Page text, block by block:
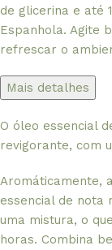
de glicerina e até
Espanhola. Agite
refrescar o
Mais detalhes
O óleo essencial
revigorante, com
Aromáticamente,
essencial de nota
uma mistura, o
horas. Combina